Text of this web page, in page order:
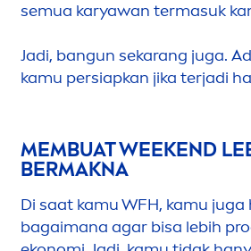
semua karyawan termasuk
Jadi, bangun sekarang juga.
kamu persiapkan jika terjadi
MEMBUAT WEEKEND
BERMAKNA
Di saat kamu WFH, kamu
bagaimana agar bisa lebih